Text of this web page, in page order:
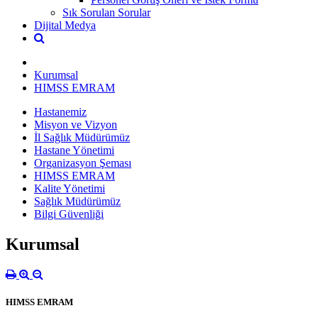
Sık Sorulan Sorular
Dijital Medya
Kurumsal
HIMSS EMRAM
Hastanemiz
Misyon ve Vizyon
İl Sağlık Müdürümüz
Hastane Yönetimi
Organizasyon Şeması
HIMSS EMRAM
Kalite Yönetimi
Sağlık Müdürümüz
Bilgi Güvenliği
Kurumsal
HIMSS EMRAM